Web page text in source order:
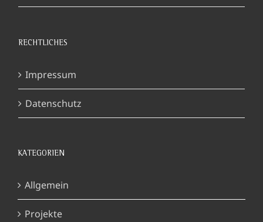
RECHTLICHES
Impressum
Datenschutz
KATEGORIEN
Allgemein
Projekte